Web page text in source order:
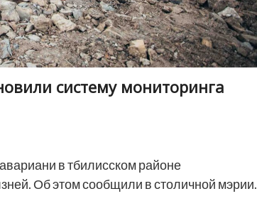
систему мониторинга
в тбилисском районе
Об этом сообщили в столичной мэрии.